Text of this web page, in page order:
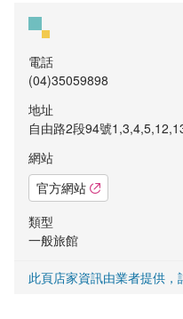
電話
(04)35059898
地址
自由路2段94號
網站
官方網站
類型
一般旅館
此頁店家資訊由業者提供，